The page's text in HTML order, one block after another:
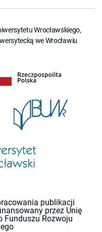
Wrocławskiego,
we Wrocławiu
publikacji
przez Unię
Funduszu Rozwoju